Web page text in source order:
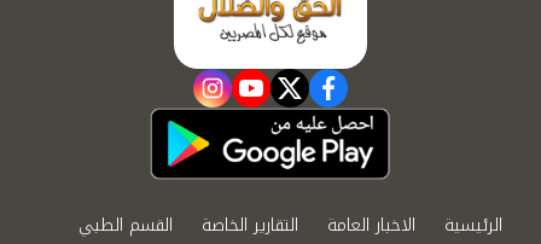
facebook
twitter
youtube
instagram
الرئيسية الاخبار العامة التقارير الخاصة
القسم الطبي